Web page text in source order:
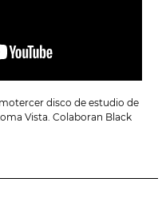
disco de estudio de
Vista. Colaboran Black